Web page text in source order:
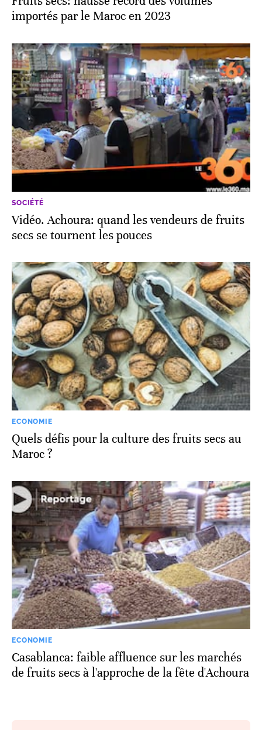
importés par le Maroc en 2023
SOCIÉTÉ
Vidéo. Achoura: quand les vendeurs de fruits
secs se tournent les pouces
ECONOMIE
Quels défis pour la culture des fruits secs au
Maroc ?
ECONOMIE
Casablanca: faible affluence sur les marchés
de fruits secs à l'approche de la fête d'Achoura